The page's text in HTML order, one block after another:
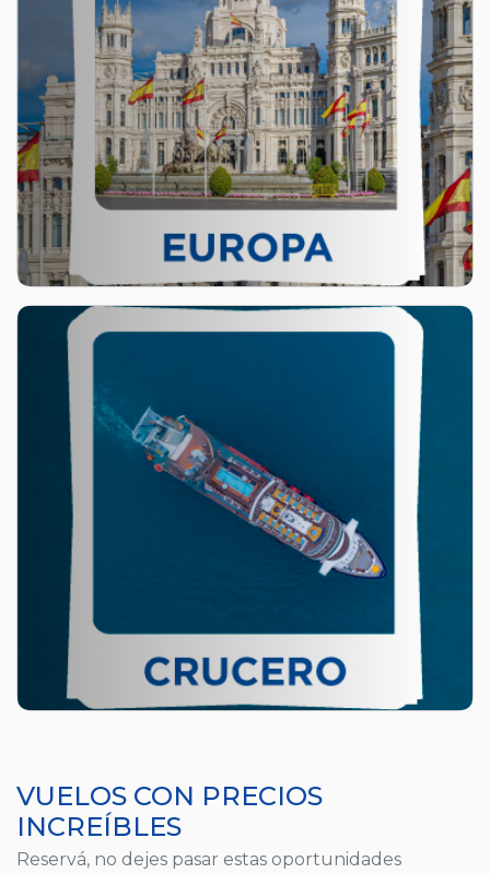
VUELOS CON PRECIOS
INCREÍBLES
Reservá, no dejes pasar estas oportunidades